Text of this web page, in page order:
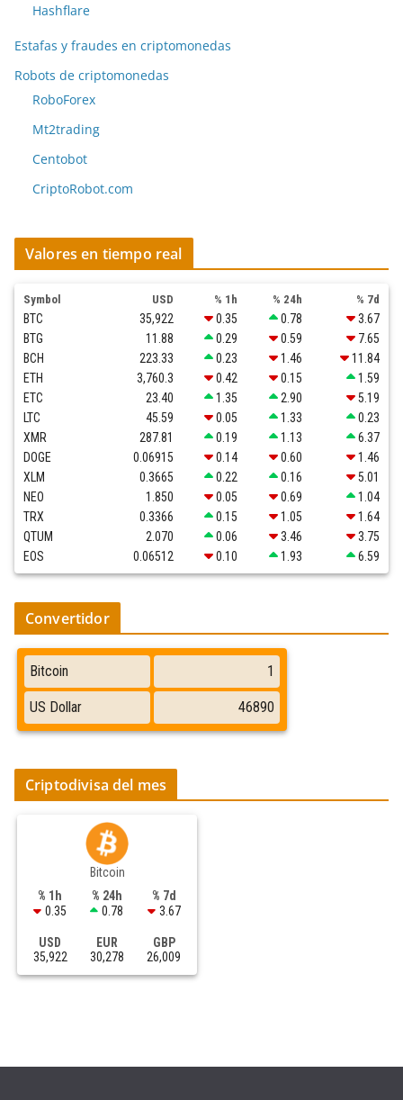
Hashflare
Estafas y fraudes en criptomonedas
Robots de criptomonedas
RoboForex
Mt2trading
Centobot
CriptoRobot.com
Valores en tiempo real
Symbol USD % 1h % 24h % 7d
BTC 35,922 0.35 0.78
3.67
BTG
11.88 0.29 0.59
7.65
BCH
223.33 0.23 1.46
11.84
ETH
3,760.3 0.42 0.15
1.59
ETC
23.40 1.35 2.90
5.19
LTC
45.59 0.05 1.33
0.23
XMR
287.81 0.19 1.13
6.37
DOGE
0.06915 0.14 0.60
1.46
XLM
0.3665 0.22 0.16
5.01
NEO
1.850 0.05 0.69
1.04
TRX
0.3366 0.15 1.05
1.64
QTUM
2.070 0.06 3.46
3.75
EOS
0.06512 0.10 1.93 6.59
Convertidor
Criptodivisa del mes
Bitcoin
% 1h
0.35
% 24h
0.78
% 7d
3.67
USD
35,922
EUR
30,278
GBP
26,009